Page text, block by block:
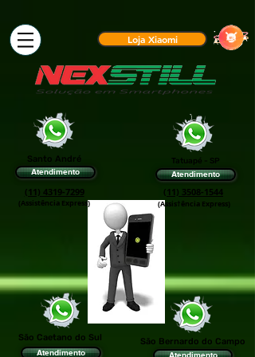
Loja Xiaomi
Santo André
Atendimento
(11) 4319-7299
(Assistência Express)
Tatuapé - SP
Atendimento
(11) 3508-1544
(Assis†ência Express)
São Bernardo do Campo
Atendimento
São Caetano do Sul
Atendimento